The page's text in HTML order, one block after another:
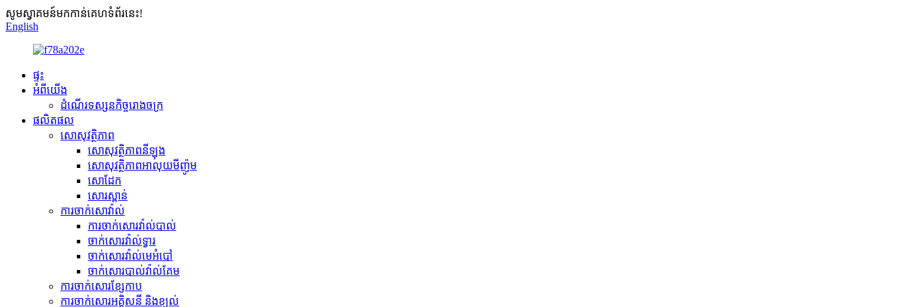
សូមស្វាគមន៍មកកាន់គេហទំព័រនេះ!
English
ផ្ទះ
អំពីយើង
ដំណើរទស្សនកិច្ចរោងចក្រ
ផលិតផល
សោសុវត្ថិភាព
សោសុវត្ថិភាពនីឡុង
សោសុវត្ថិភាពអាលុយមីញ៉ូម
សោដែក
សោរស្ពាន់
ការចាក់សោវ៉ាល់
ការចាក់សោរវ៉ាល់បាល់
ចាក់សោរវ៉ាល់ទ្វារ
ចាក់សោរវ៉ាល់មេអំបៅ
ចាក់សោរបាល់វ៉ាល់គែម
ការចាក់សោរខ្សែកាប
ការចាក់សោរអគ្គិសនី និងខ្យល់